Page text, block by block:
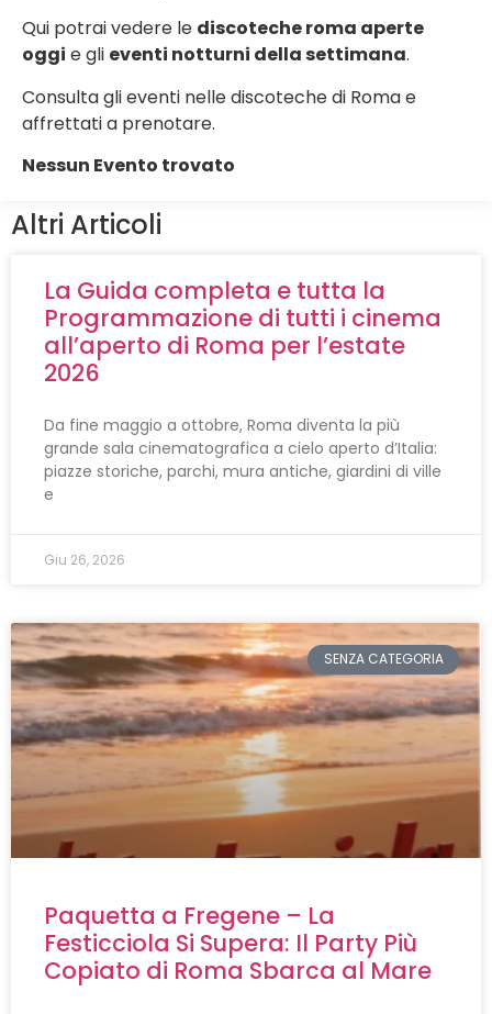
Qui potrai vedere le discoteche roma aperte
oggi e gli eventi notturni della settimana.
Consulta gli eventi nelle discoteche di Roma e
affrettati a prenotare.
Nessun Evento trovato
Altri Articoli
La Guida completa e tutta la
Programmazione di tutti i cinema
all’aperto di Roma per l’estate
2026
Da fine maggio a ottobre, Roma diventa la più
grande sala cinematografica a cielo aperto d’Italia:
piazze storiche, parchi, mura antiche, giardini di ville
e
Giu 26, 2026
SENZA CATEGORIA
Paquetta a Fregene – La
Festicciola Si Supera: Il Party Più
Copiato di Roma Sbarca al Mare